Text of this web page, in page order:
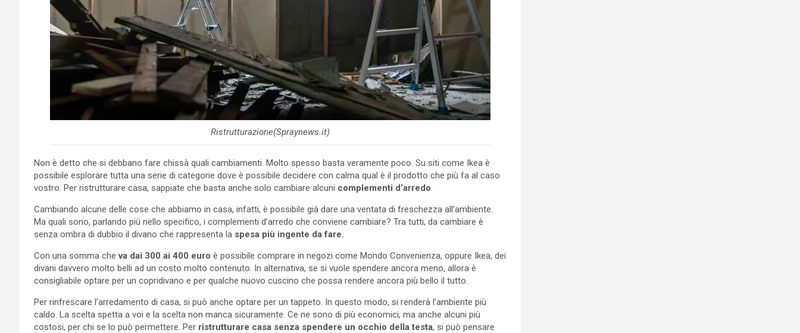
Ristrutturazione(Spraynews.it)
Non è detto che si debbano fare chissà quali cambiamenti. Molto spesso basta veramente poco. Su siti come Ikea è
possibile esplorare tutta una serie di categorie dove è possibile decidere con calma qual è il prodotto che più fa al caso
vostro. Per ristrutturare casa, sappiate che basta anche solo cambiare alcuni complementi d’arredo
Cambiando alcune delle cose che abbiamo in casa, infatti, è possibile già dare una ventata di freschezza all’ambiente.
Ma quali sono, parlando più nello specifico, i complementi d’arredo che conviene cambiare? Tra tutti, da cambiare è
senza ombra di dubbio il divano che rappresenta la spesa più ingente da fare.
Con una somma cheva dai 300 ai 400 euro è possibile comprare in negozi come Mondo Convenienza, oppure Ikea, dei
divani davvero molto belli ad un costo molto contenuto. In alternativa, se si vuole spendere ancora meno, allora è
consigliabile optare per un copridivano e per qualche nuovo cuscino che possa rendere ancora più bello il tutto.
Per rinfrescare l’arredamento di casa, si può anche optare per un tappeto. In questo modo, si renderà l’ambiente più
caldo. La scelta spetta a voi e la scelta non manca sicuramente. Ce ne sono di più economici, ma anche alcuni più
costosi, per chi se lo può permettere. Per ristrutturare casa senza spendere un occhio della testa, si può pensare